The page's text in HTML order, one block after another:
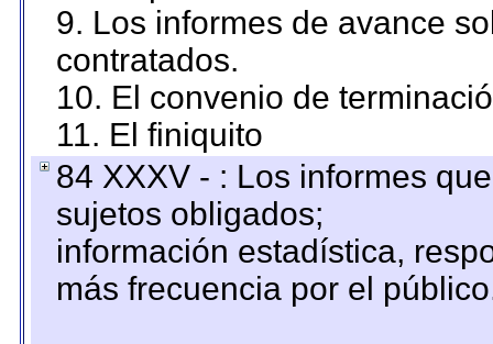
9. Los informes de avance
contratados.
10. El convenio de
11. El finiquito
84 XXXV - : Los informes
sujetos obligados;
información estadística,
más frecuencia por el